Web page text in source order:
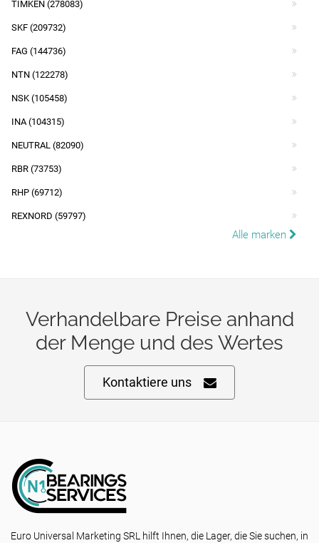
TIMKEN (278083)
SKF (209732)
FAG (144736)
NTN (122278)
NSK (105458)
INA (104315)
NEUTRAL (82090)
RBR (73753)
RHP (69712)
REXNORD (59797)
Alle marken
Verhandelbare Preise anhand
der Menge und des Wertes
Kontaktiere uns
Euro Universal Marketing SRL hilft Ihnen, die Lager, die Sie suchen, in